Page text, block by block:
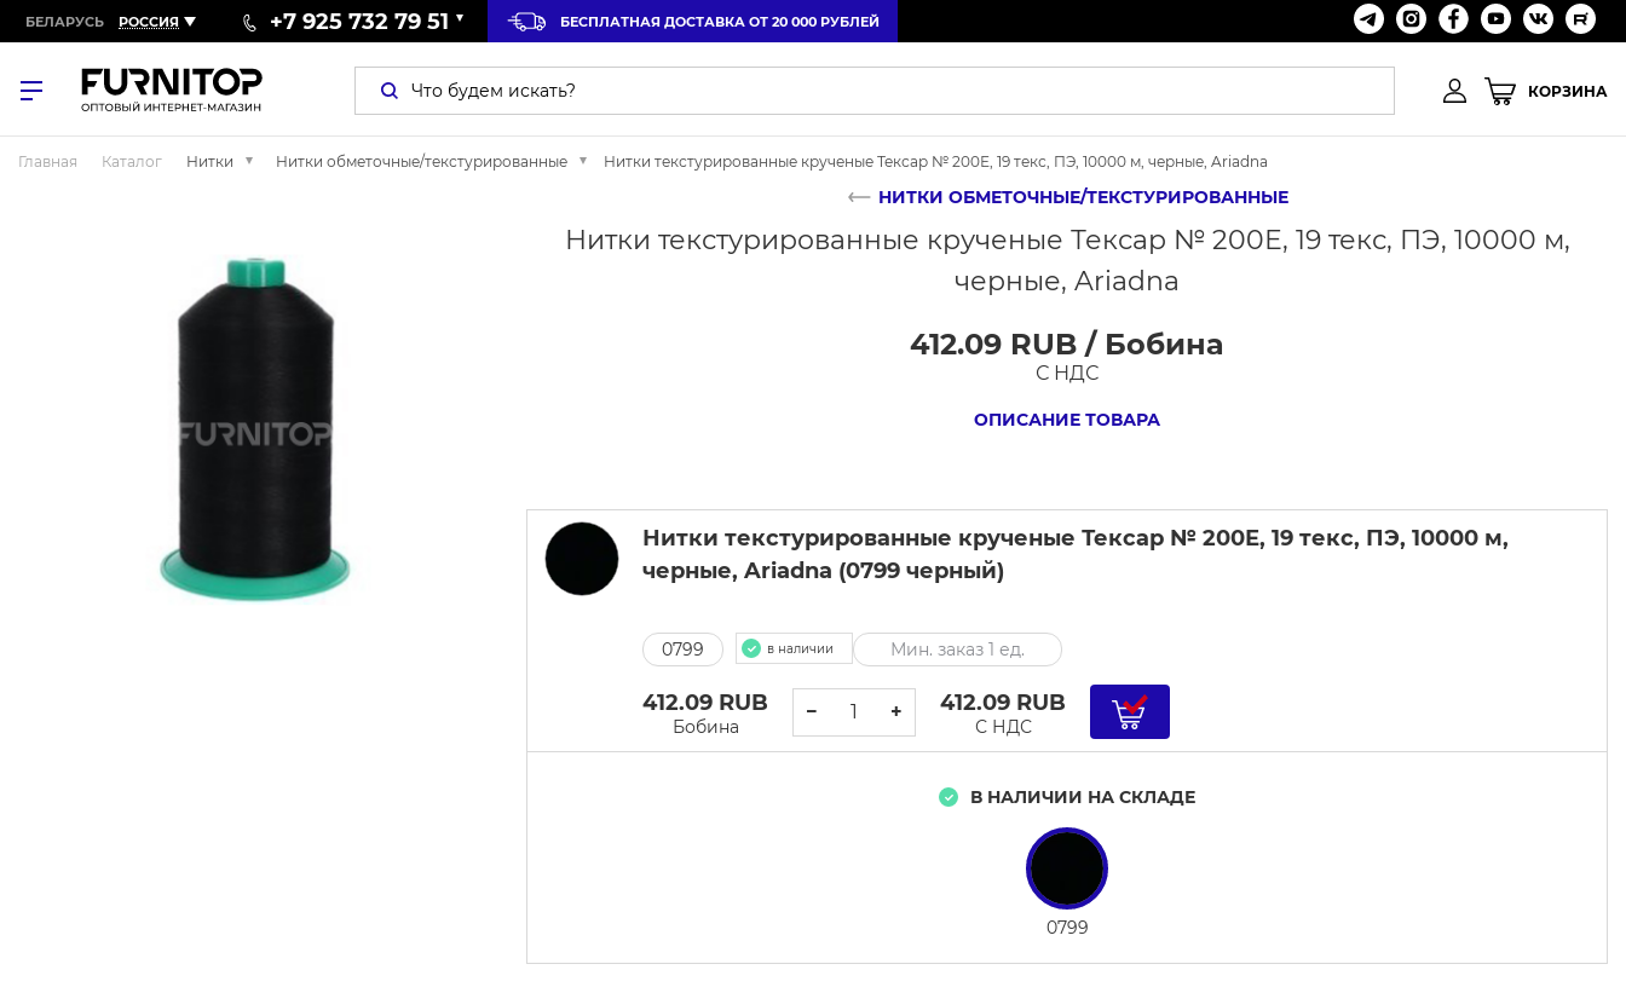
БЕЛАРУСЬ РОССИЯ +7 925 732 79 51 БЕСПЛАТНАЯ ДОСТАВКА ОТ 20 000 РУБЛЕЙ
КОРЗИНА
Главная Каталог Нитки Нитки обметочные/текстурированные Нитки текстурированные крученые Тексар № 200Е, 19 текс, ПЭ, 10000 м, черные, Ariadna
НИТКИ ОБМЕТОЧНЫЕ/ТЕКСТУРИРОВАННЫЕ
Нитки текстурированные крученые Тексар № 200Е, 19 текс, ПЭ, 10000 м,
черные, Ariadna
412.09 RUB / Бобина
С НДС
ОПИСАНИЕ ТОВАРА
Нитки текстурированные крученые Тексар № 200Е, 19 текс, ПЭ, 10000 м,
черные, Ariadna (0799 черный)
0799 в наличии Мин. заказ 1 ед.
412.09 RUB
Бобина
− + 412.09 RUB
С НДС
В НАЛИЧИИ НА СКЛАДЕ
0799